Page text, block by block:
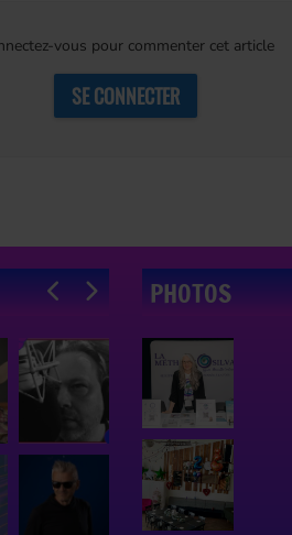
vous pour commenter cet article
SE CONNECTER
PHOTOS